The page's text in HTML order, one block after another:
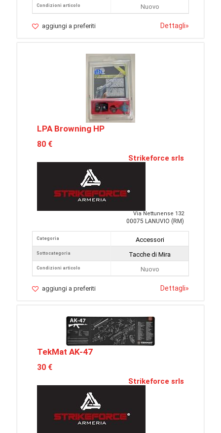
Condizioni articolo
Nuovo
aggiungi a preferiti Dettagli»
LPA Browning HP
80 €
Strikeforce srls
Via Nettunense 132
00075 LANUVIO (RM)
Categoria
Sottocategoria
Condizioni articolo
Accessori
Tacche di Mira
Nuovo
aggiungi a preferiti Dettagli»
TekMat AK-47
30 €
Strikeforce srls